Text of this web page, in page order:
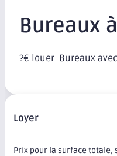
Bureaux
?€ louer  Bureaux avec
Loyer
Prix pour la surface totale,